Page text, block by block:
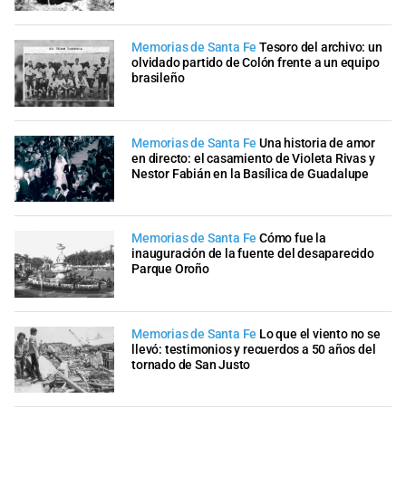
Memorias de Santa Fe Tesoro del archivo: un
olvidado partido de Colón frente a un equipo
brasileño
Memorias de Santa Fe Una historia de amor
en directo: el casamiento de Violeta Rivas y
Nestor Fabián en la Basílica de Guadalupe
Memorias de Santa Fe Cómo fue la
inauguración de la fuente del desaparecido
Parque Oroño
Memorias de Santa Fe Lo que el viento no se
llevó: testimonios y recuerdos a 50 años del
tornado de San Justo